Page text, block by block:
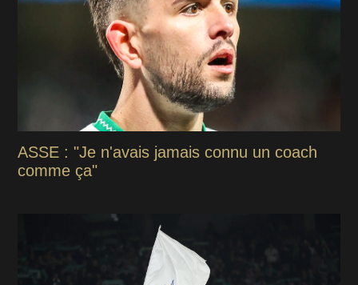
ASSE : "Je n'avais jamais connu un coach
comme ça"